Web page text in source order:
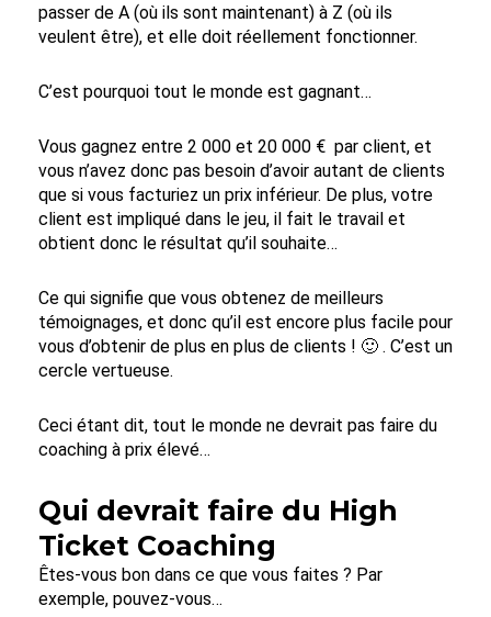
passer de A (où ils sont maintenant) à Z (où ils
veulent être), et elle doit réellement fonctionner.
C’est pourquoi tout le monde est gagnant…
Vous gagnez entre 2 000 et 20 000 € par client, et
vous n’avez donc pas besoin d’avoir autant de clients
que si vous facturiez un prix inférieur. De plus, votre
client est impliqué dans le jeu, il fait le travail et
obtient donc le résultat qu’il souhaite…
Ce qui signifie que vous obtenez de meilleurs
témoignages, et donc qu’il est encore plus facile pour
vous d’obtenir de plus en plus de clients ! 🙂 . C’est un
cercle vertueuse.
Ceci étant dit, tout le monde ne devrait pas faire du
coaching à prix élevé…
Qui devrait faire du High
Ticket Coaching
Êtes-vous bon dans ce que vous faites ? Par
exemple, pouvez-vous…